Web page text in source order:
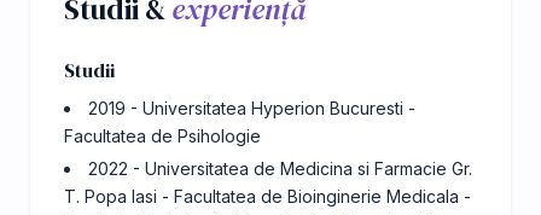
Studii &experiență
Studii
2019 - Universitatea Hyperion Bucuresti -
Facultatea de Psihologie
2022 - Universitatea de Medicina si Farmacie Gr.
T. Popa Iasi - Facultatea de Bioinginerie Medicala -